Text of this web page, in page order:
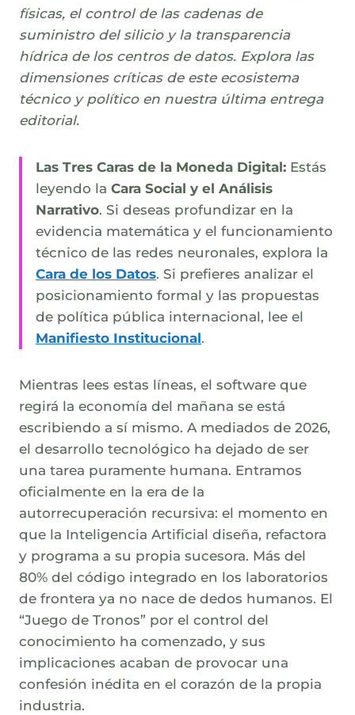
físicas, el control de las cadenas de
suministro del silicio y la transparencia
hídrica de los centros de datos. Explora las
dimensiones críticas de este ecosistema
técnico y político en nuestra última entrega
editorial.
Las Tres Caras de la Moneda Digital: Estás
leyendo la Cara Social y el Análisis
Narrativo. Si deseas profundizar en la
evidencia matemática y el funcionamiento
técnico de las redes neuronales, explora la
Cara de los Datos. Si prefieres analizar el
posicionamiento formal y las propuestas
de política pública internacional, lee el
Manifiesto Institucional.
Mientras lees estas líneas, el software que
regirá la economía del mañana se está
escribiendo a sí mismo. A mediados de 2026,
el desarrollo tecnológico ha dejado de ser
una tarea puramente humana. Entramos
oficialmente en la era de la
autorrecuperación recursiva: el momento en
que la Inteligencia Artificial diseña, refactora
y programa a su propia sucesora. Más del
80% del código integrado en los laboratorios
de frontera ya no nace de dedos humanos. El
“Juego de Tronos” por el control del
conocimiento ha comenzado, y sus
implicaciones acaban de provocar una
confesión inédita en el corazón de la propia
industria.